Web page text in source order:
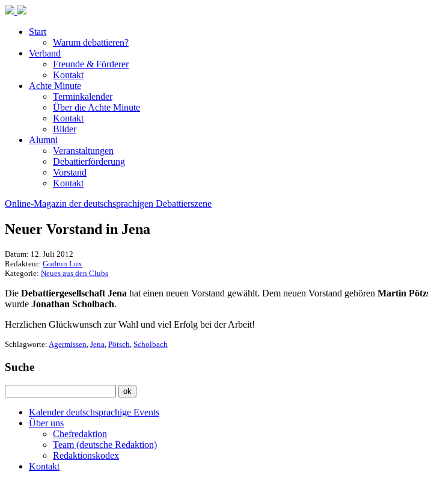
Start
Warum debattieren?
Verband
Freunde & Förderer
Kontakt
Achte Minute
Terminkalender
Über die Achte Minute
Kontakt
Bilder
Alumni
Veranstaltungen
Debattierförderung
Vorstand
Kontakt
Online-Magazin der deutschsprachigen Debattierszene
Neuer Vorstand in Jena
Datum: 12. Juli 2012
Redakteur: Gudrun Lux
Kategorie: Neues aus den Clubs
Die Debattiergesellschaft Jena hat einen neuen Vorstand gewählt. Dem neuen Vorstand gehören Martin
wurde Jonathan Scholbach.
Herzlichen Glückwunsch zur Wahl und viel Erfolg bei der Arbeit!
Schlagworte: Agermissen Jena Pötsch Scholbach
Suche
Kalender deutschsprachige Events
Über uns
Chefredaktion
Team (deutsche Redaktion)
Redaktionskodex
Kontakt